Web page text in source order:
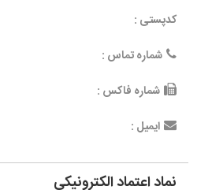
کدپستی :
شماره تماس :
شماره فاکس :
ایمیل :
نماد اعتماد الکترونیکی